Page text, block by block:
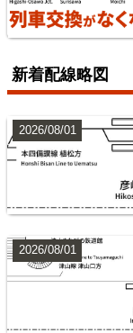
新着配線略図
2026/08/01
2026/08/01